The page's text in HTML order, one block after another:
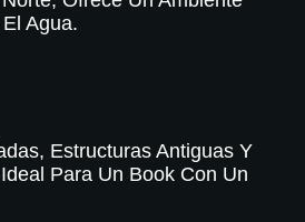
Agua.
Estructuras Antiguas Y
Para Un Book Con Un